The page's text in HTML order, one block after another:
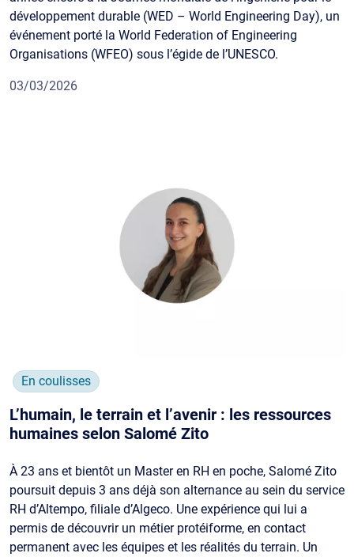
développement durable (WED – World Engineering Day), un
événement porté la World Federation of Engineering
Organisations (WFEO) sous l’égide de l’UNESCO.
03/03/2026
En coulisses
L’humain, le terrain et l’avenir : les ressources
humaines selon Salomé Zito
À 23 ans et bientôt un Master en RH en poche, Salomé Zito
poursuit depuis 3 ans déjà son alternance au sein du service
RH d’Altempo, filiale d’Algeco. Une expérience qui lui a
permis de découvrir un métier protéiforme, en contact
permanent avec les équipes et les réalités du terrain. Un